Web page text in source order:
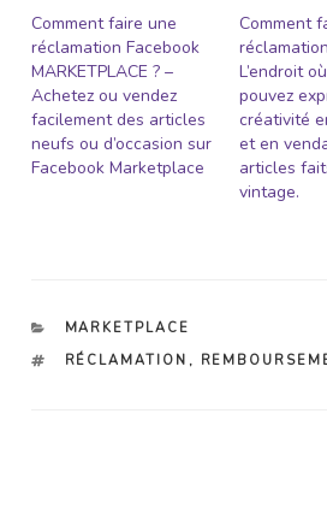
Comment faire une
réclamation Facebook
MARKETPLACE ? –
Achetez ou vendez
facilement des articles
neufs ou d’occasion sur
Facebook Marketplace
Comment
L’endroit
pouvez
créativité
et en
articles
vintage.
CATÉGORIES
MARKETPLACE
ÉTIQUETTES
RÉCLAMATION ,